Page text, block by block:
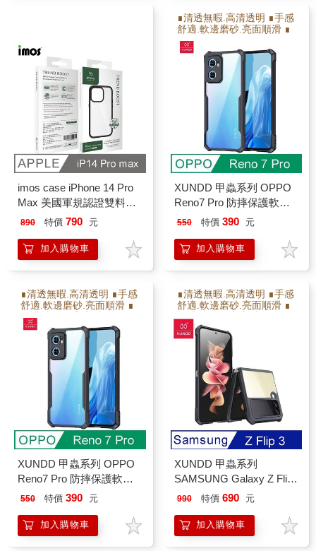
imos case iPhone 14 Pro
Max 美國軍規認證雙料防
震保護殼
890 特價 790 元
加入購物車
∎清透無暇.高清透明 ∎手感
舒適.軟邊磨砂.亮面順滑 ∎
保護射像頭.高出射像頭2M
M ∎防撞耐摔.增加氣囊瓦
解充擊力 ∎軟硬雙倍保護
XUNDD 甲蟲系列 OPPO
Reno7 Pro 防摔保護軟殼
炫酷黑
550 特價 390 元
加入購物車
∎清透無暇.高清透明 ∎手感
舒適.軟邊磨砂.亮面順滑 ∎
保護射像頭.高出射像頭2M
M ∎防撞耐摔.增加氣囊瓦
解充擊力 ∎軟硬雙倍保護
XUNDD 甲蟲系列 OPPO
Reno7 Pro 防摔保護軟殼
炫酷黑
550 特價 390 元
加入購物車
∎清透無暇.高清透明 ∎手感
舒適.軟邊磨砂.亮面順滑 ∎
保護射像頭.高出射像頭2M
M ∎防撞耐摔.增加氣囊瓦
解充擊力 ∎軟硬雙倍保護
XUNDD 甲蟲系列
SAMSUNG Galaxy Z Flip
3 防摔保護軟殼 炫酷黑
990 特價 690 元
加入購物車